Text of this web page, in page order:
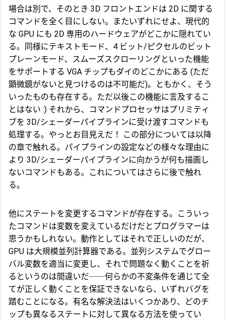
場合は別で、そのとき 3D フロントエンドは 2D に関する
コマンドを全く目にしない。またいずれにせよ、現代的
な GPU にも 2D 専用のハードウェアがどこかに隠れてい
る。同様にテキストモード、4 ビット/ピクセルの ビット
プレーンモード、 スムーズスクローリングといった機能
をサポートする VGA チップもダイのどこかにある (ただ
顕微鏡がないと見つけるのは不可能だ)。ともかく、そう
いったものも存在する。ただ以後この機能に言及するこ
とはない :) それから、コマンドプロセッサはプリミティ
ブを 3D/シェーダーパイプラインに受け渡すコマンドも
処理する。やっとお目見えだ！ この部分については以降
の章で触れる。パイプラインの設定などの様々な理由に
より 3D/シェーダーパイプラインに向かうが何も描画し
ないコマンドもある。これについてはさらに後で触れ
る。
他にステートを変更するコマンドが存在する。こういっ
たコマンドは変数を変えているだけだとプログラマーは
思うかもしれない。動作としてはそれで正しいのだが、
GPU は大規模並列計算器である。並列システムでグロー
バル変数を適当に変更し、それで問題なく動くことを祈
るというのは間違いだ──何らかの不変条件を通じて全
てが正しく動くことを保証できないなら、いずれバグを
踏むことになる。有名な解決法はいくつかあり、どのチ
ップも異なるステートに対して異なる方法を使ってい